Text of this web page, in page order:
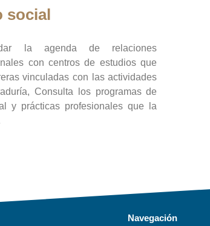
social
la agenda de relaciones
con centros de estudios que
vinculadas con las actividades
Consulta los programas de
y prácticas profesionales que la
Navegación